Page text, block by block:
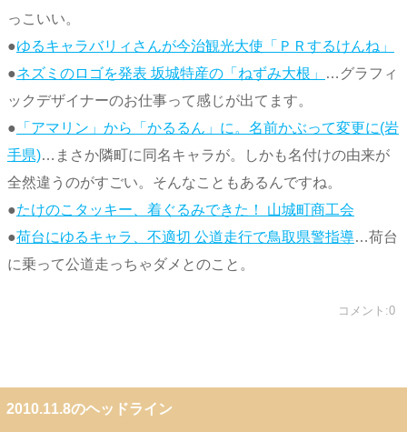
っこいい。
●ゆるキャラバリィさんが今治観光大使「ＰＲするけんね」
●ネズミのロゴを発表 坂城特産の「ねずみ大根」
…グラフィ
ックデザイナーのお仕事って感じが出てます。
● 「アマリン」から「かるるん」に。名前かぶって変更に(岩
手県)…まさか隣町に同名キャラが。しかも名付けの由来が
全然違うのがすごい。そんなこともあるんですね。
●たけのこタッキー、着ぐるみできた！ 山城町商工会
●荷台にゆるキャラ、不適切 公道走行で鳥取県警指導…荷台
に乗って公道走っちゃダメとのこと。
コメント:0
2010.11.8のヘッドライン